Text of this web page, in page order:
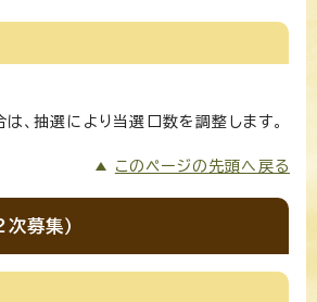
、抽選により当選口数を調整します。
このページの先頭へ戻る
募集）